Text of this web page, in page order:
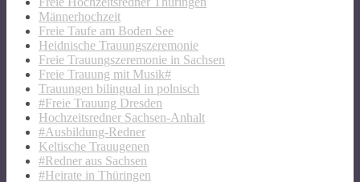
Männerhochzeit
Freie Taufe am Boden See
Heidnische Trauungszeremonie
Freie Trauungszeremonie in Sachsen
Freie Trauung mit Musik#
Trauungen bilingual in polnisch
#Freie Trauung Dresden
Hochzeitsredner Sachsen-Anhalt
#Ausbildung-Redner
Keltische Trauugenen
#Redner aus Sachsen
#Heirate in Thüringen